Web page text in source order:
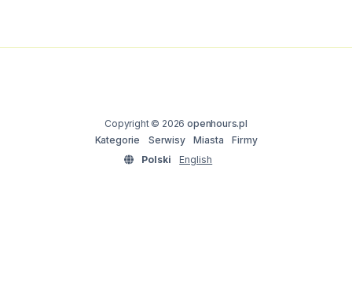
Copyright © 2026openhours.pl
Kategorie
Serwisy Miasta
Firmy
Polski
English